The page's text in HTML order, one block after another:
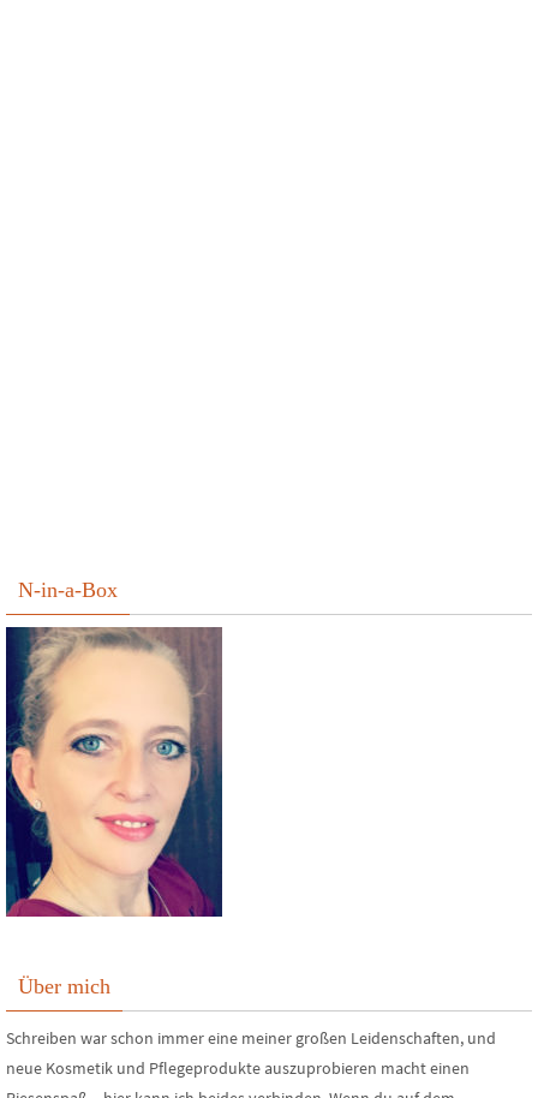
N-in-a-Box
Über mich
Schreiben war schon immer eine meiner großen Leidenschaften, und
neue Kosmetik und Pflegeprodukte auszuprobieren macht einen